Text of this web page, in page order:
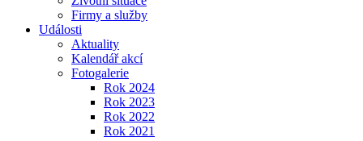
Firmy a služby
Události
Aktuality
Kalendář akcí
Fotogalerie
Rok 2024
Rok 2023
Rok 2022
Rok 2021